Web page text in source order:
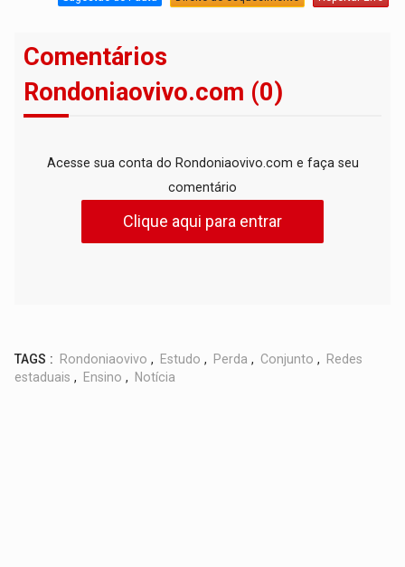
Comentários
Rondoniaovivo.com (0)
Acesse sua conta do Rondoniaovivo.com e faça seu
comentário
Clique aqui para entrar
TAGS : Rondoniaovivo , Estudo , Perda , Conjunto ,
Redes
estaduais , Ensino , Notícia